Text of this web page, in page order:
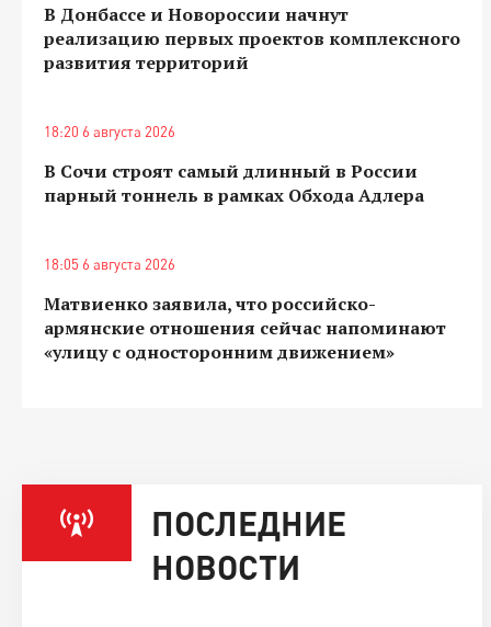
В Донбассе и Новороссии начнут
реализацию первых проектов комплексного
развития территорий
18:20 6 августа 2026
В Сочи строят самый длинный в России
парный тоннель в рамках Обхода Адлера
18:05 6 августа 2026
Матвиенко заявила, что российско-
армянские отношения сейчас напоминают
«улицу с односторонним движением»
ПОСЛЕДНИЕ
НОВОСТИ